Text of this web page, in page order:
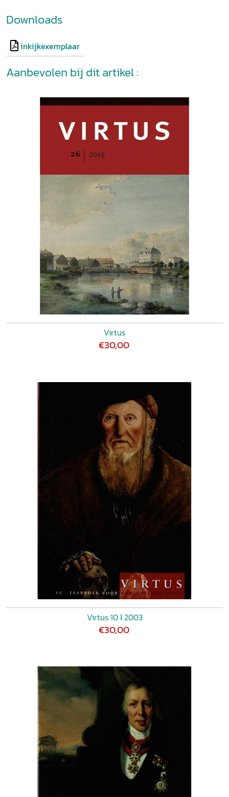
verschuivende machtsverhoudingen in Twente, 1747-1815
WYBREN VERSTEGEN, Een ‘uitgebreide aristocratie’ of een
‘gematigd democratisch beginsel’? Van Hogendorp en de
adel als vertegenwoordiger van het platteland (1813-1842)
Waterloo: een adellijk perspectief (1815-1870) FRED
nineteenth-century Limburg CLAARTJE WESSELINK, De
reizende jonkheer. Museumdirecteur Willem Sandberg als
‘ontbijtje’ uit Noordwijk: zeventiende-eeuwse vroomheid
en adelspretentie
Korte bijdragen: WIJNAND W.
MIJNHARDT, Van republiek naar monarchie. De spanning
tussen aristocratische en burgerlijke idealen (1750-1850)
FREDERICO LATTANZIO,I signori di castelli. The Italian
military nobility of the fifteenth and sixteenth centuries
LIESBETH GEVERS, De obsessieve vorst? REDMER ALMA,
Wapens van de Nederlandse adel GERRIT VERHOEVEN,
Een kroongetuige op reis MIRJAM HOIJTINK, Het
buitenhuis van Osman Hamdi Bey aan de Bosporus. Een
van culturele transformatie in Turkije
MARC GLAUDEMANS, Nieuwe perspectieven op de
Amsterdamse buitenplaatsen ELLIS WASSON, European
nobilities in the twentieth centuryInterview: NIKOLAJ
BIJLEVELD, Verhalen over de Midden-Europese adel. Een
interview met Jaap Scholten
Downloads
inkijkexemplaar
Aanbevolen bij dit artikel :
Virtus
€30,00
Virtus 10 ǀ 2003
€30,00